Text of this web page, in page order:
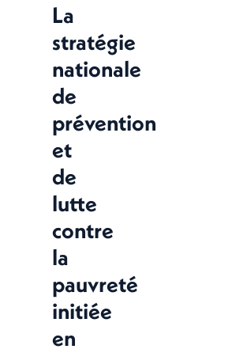
La
stratégie
nationale
de
prévention
et
de
lutte
contre
la
pauvreté
initiée
en